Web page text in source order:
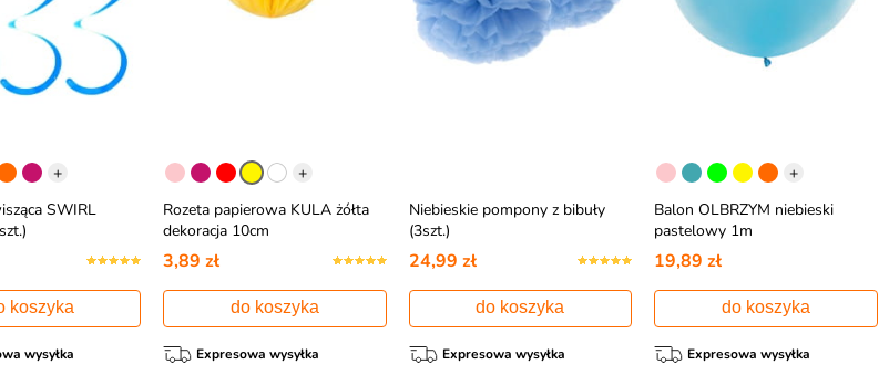
+
SWIRL
koszyka
wysyłka
+
Rozeta papierowa KULA żółta
dekoracja 10cm
3,89 zł
do koszyka
Expresowa wysyłka
Niebieskie pompony z bibuły
(3szt.)
24,99 zł
do koszyka
Expresowa wysyłka
+
Balon OLBRZYM niebieski
pastelowy 1m
19,89 zł
do koszyka
Expresowa wysyłka